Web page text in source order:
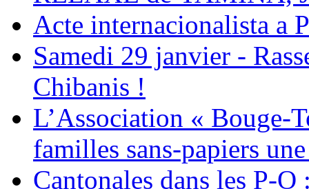
Acte internacionalista a
Samedi 29 janvier -
Chibanis !
L’Association « Bouge-
familles sans-papiers
Cantonales dans les P-